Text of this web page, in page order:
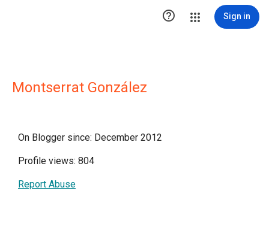
 Sign in
Montserrat González
On Blogger since: December 2012
Profile views: 804
Report Abuse